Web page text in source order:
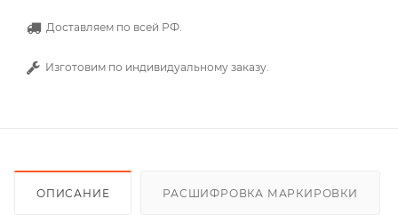
Доставляем по всей РФ.
Изготовим по индивидуальному заказу.
ОПИСАНИЕ РАСШИФРОВКА МАРКИРОВКИ